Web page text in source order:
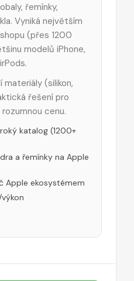
řemínky,
Vyniká největším
(přes 1200
modelů iPhone,
materiály (silikon,
řešení pro
cenu.
katalog (1200+
a řemínky na Apple
Apple ekosystémem